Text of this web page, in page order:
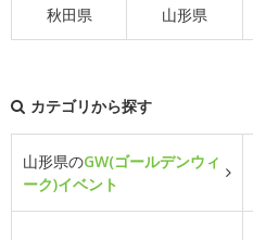
秋田県 山形県
カテゴリから探す
山形県のGW(ゴールデンウィ
ーク)イベント